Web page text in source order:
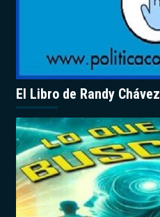
El Libro de Randy Chávez